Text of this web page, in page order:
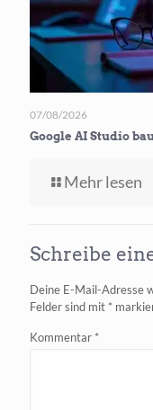
07/08/2026
Google AI Studio
Mehr lesen
Schreibe
Deine E-Mail-Adresse
Felder sind mit *
Kommentar *